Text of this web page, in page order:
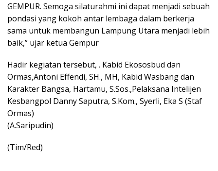
GEMPUR. Semoga silaturahmi ini dapat menjadi sebuah
pondasi yang kokoh antar lembaga dalam berkerja
sama untuk membangun Lampung Utara menjadi lebih
baik,” ujar ketua Gempur
Hadir kegiatan tersebut, . Kabid Ekososbud dan
Ormas,Antoni Effendi, SH., MH, Kabid Wasbang dan
Karakter Bangsa, Hartamu, S.Sos.,Pelaksana Intelijen
Kesbangpol Danny Saputra, S.Kom., Syerli, Eka S (Staf
Ormas)
(A.Saripudin)
(Tim/Red)